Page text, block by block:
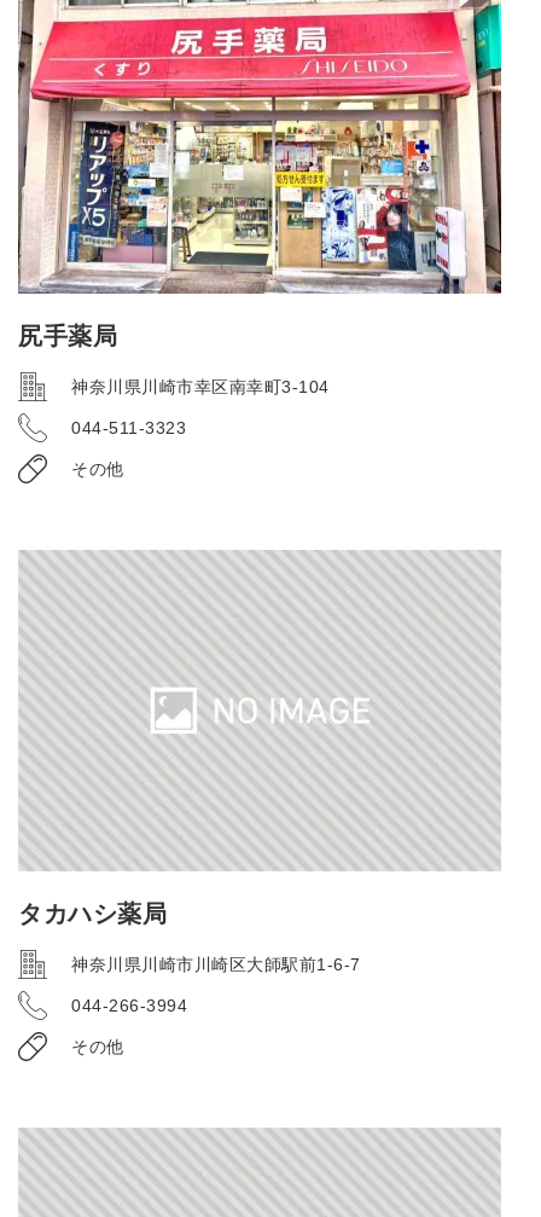
尻手薬局
神奈川県川崎市幸区南幸町3-104
044-511-3323
その他
タカハシ薬局
神奈川県川崎市川崎区大師駅前1-6-7
044-266-3994
その他